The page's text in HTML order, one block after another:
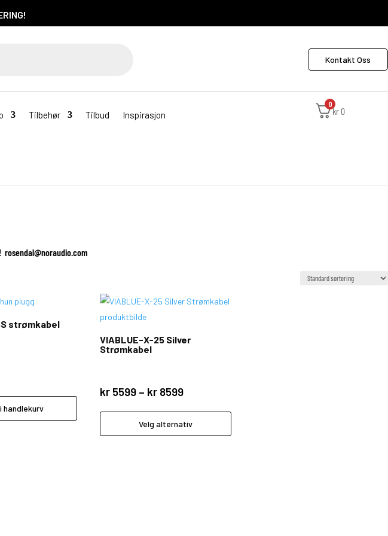
Kontakt Oss
Tilbehør Tilbud
Inspirasjon
0
kr0
strømkabel
handlekurv
VIABLUE-X-25 Silver
Strømkabel
kr5599 – kr8599Prisområde:
til
kr 8599
Velg alternativ
har